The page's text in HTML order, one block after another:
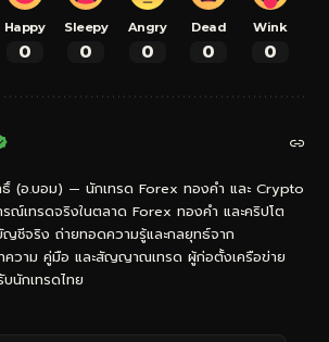
Happy
0
Sleepy
0
Angry
0
Dead
0
Wink
0
(อ.บอม) — นักเทรด Forex ทองคำ และ Crypto
ณ์เทรดจริงในตลาด Forex ทองคำ และคริปโต
ชีจริง ถ่ายทอดความรู้และกลยุทธ์จาก
ความ คู่มือ และสัญญาณเทรด ผู้ก่อตั้งเครือข่าย
นักเทรดไทย